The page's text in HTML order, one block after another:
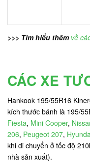
>>> Tìm hiểu thêm về
CÁC XE
Hankook 195/55R16
kích thước bánh là 195/
Fiesta, Mini Cooper,
206, Peugeot 207,
khi di chuyển ở tốc độ
nhà sản xuất).